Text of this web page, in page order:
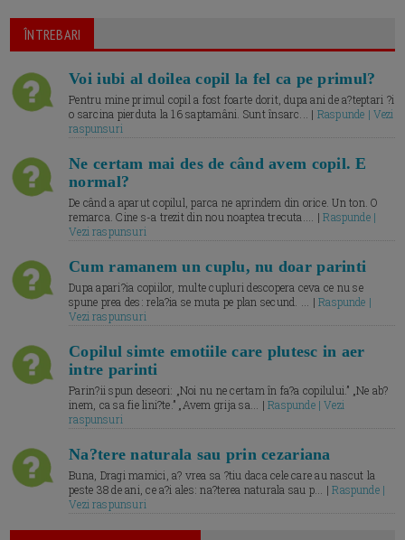
ÎNTREBARI
Voi iubi al doilea copil la fel ca pe primul?
Pentru mine primul copil a fost foarte dorit, dupa ani de a?teptari ?i
o sarcina pierduta la 16 saptamâni. Sunt însarc... | Raspunde | Vezi
raspunsuri
Ne certam mai des de când avem copil. E
normal?
De când a aparut copilul, parca ne aprindem din orice. Un ton. O
remarca. Cine s-a trezit din nou noaptea trecuta.... |Raspunde |
Vezi raspunsuri
Cum ramanem un cuplu, nu doar parinti
Dupa apari?ia copiilor, multe cupluri descopera ceva ce nu se
spune prea des: rela?ia se muta pe plan secund. ... |Raspunde |
Vezi raspunsuri
Copilul simte emotiile care plutesc in aer
intre parinti
Parin?ii spun deseori: „Noi nu ne certam în fa?a copilului.” „Ne ab?
inem, ca sa fie lini?te.” „Avem grija sa... |Raspunde | Vezi
raspunsuri
Na?tere naturala sau prin cezariana
Buna, Dragi mamici, a? vrea sa ?tiu daca cele care au nascut la
peste 38 de ani, ce a?i ales: na?terea naturala sau p... |Raspunde |
Vezi raspunsuri